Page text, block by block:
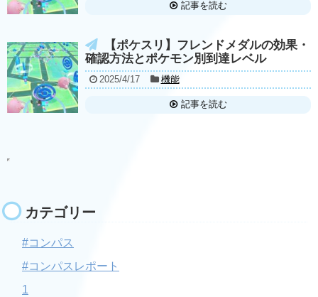
記事を読む
【ポケスリ】フレンドメダルの効果・
確認方法とポケモン別到達レベル
2025/4/17 機能
記事を読む
カテゴリー
#コンパス
#コンパスレポート
1